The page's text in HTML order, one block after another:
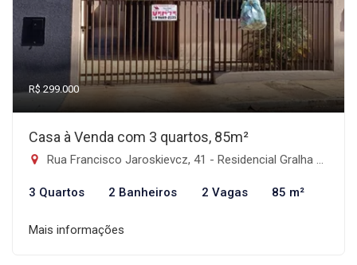
R$ 299.000
Casa à Venda com 3 quartos, 85m²
Rua Francisco Jaroskievcz, 41 - Residencial Gralha Azul, Faxinal-PR
3 Quartos 2 Banheiros 2 Vagas 85 m²
Mais informações